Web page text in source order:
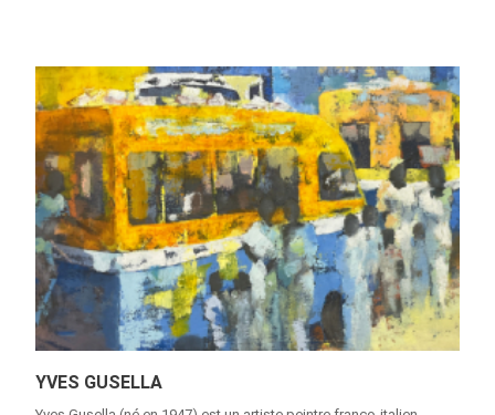
YVES GUSELLA